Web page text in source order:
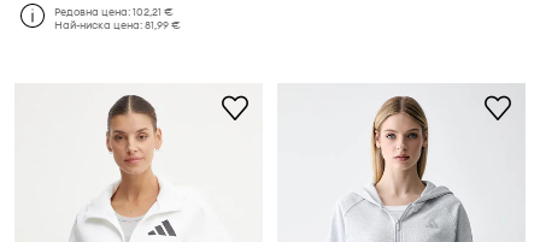
Редовна цена:102,21 €
Най-ниска цена:81,99 €